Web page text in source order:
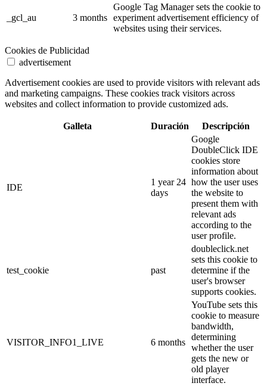
_gcl_au 3 months
Google Tag Manager sets the cookie to
experiment advertisement efficiency of
websites using their services.
Cookies de Publicidad
advertisement
Advertisement cookies are used to provide visitors with relevant ads
and marketing campaigns. These cookies track visitors across
websites and collect information to provide customized ads.
Galleta Duración Descripción
IDE
1 year 24
days
Google
DoubleClick IDE
cookies store
information about
how the user uses
the website to
present them with
relevant ads
according to the
user profile.
test_cookie past
doubleclick.net
sets this cookie to
determine if the
user's browser
supports cookies.
VISITOR_INFO1_LIVE 6 months
YouTube sets this
cookie to measure
bandwidth,
determining
whether the user
gets the new or
old player
interface.